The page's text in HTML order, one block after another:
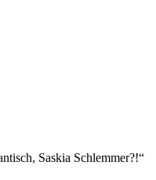
Saskia Schlemmer?!“